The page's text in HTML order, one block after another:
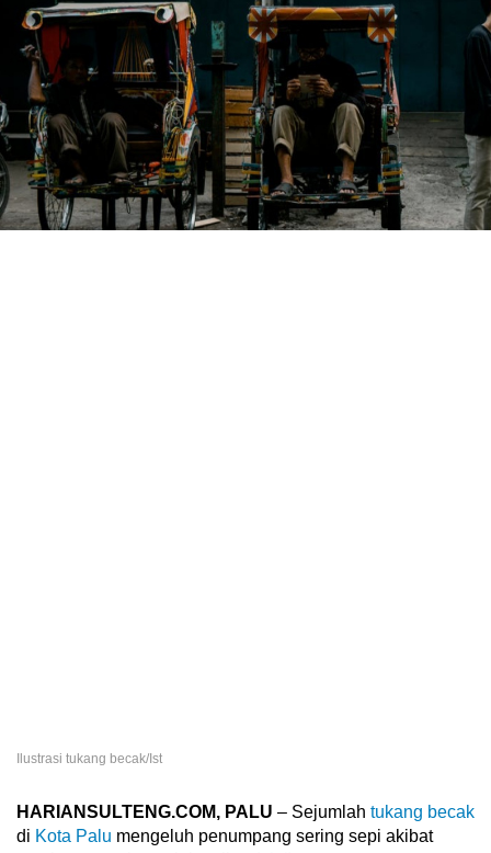
Ilustrasi tukang becak/Ist
HARIANSULTENG.COM, PALU – Sejumlah tukang becak
di Kota Palu mengeluh penumpang sering sepi akibat